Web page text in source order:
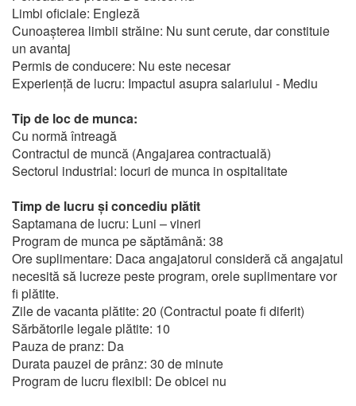
Limbi oficiale: Engleză
Cunoașterea limbii străine: Nu sunt cerute, dar constituie
un avantaj
Permis de conducere: Nu este necesar
Experiență de lucru: Impactul asupra salariului - Mediu
Tip de loc de munca:
Cu normă întreagă
Contractul de muncă (Angajarea contractuală)
Sectorul industrial: locuri de munca in ospitalitate
Timp de lucru și concediu plătit
Saptamana de lucru: Luni – vineri
Program de munca pe săptămână: 38
Ore suplimentare: Daca angajatorul consideră că angajatul
necesită să lucreze peste program, orele suplimentare vor
fi plătite.
Zile de vacanta plătite: 20 (Contractul poate fi diferit)
Sărbătorile legale plătite: 10
Pauza de pranz: Da
Durata pauzei de prânz: 30 de minute
Program de lucru flexibil: De obicei nu